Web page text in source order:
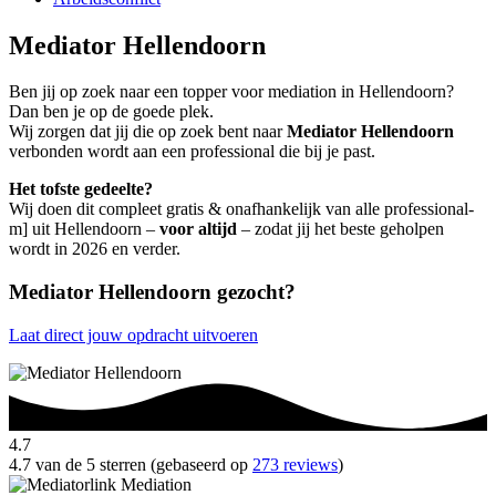
Mediator Hellendoorn
Ben jij op zoek naar een topper voor mediation in Hellendoorn?
Dan ben je op de goede plek.
Wij zorgen dat jij die op zoek bent naarMediator Hellendoorn
verbonden wordt aan een professional die bij je past.
Het tofste gedeelte?
Wij doen dit compleet gratis & onafhankelijk van alle professional-
m] uit Hellendoorn – voor altijd – zodat jij het beste geholpen
wordt in 2026 en verder.
Mediator Hellendoorn gezocht?
Laat direct jouw opdracht uitvoeren
4.7
4.7 van de 5 sterren (gebaseerd op 273 reviews)